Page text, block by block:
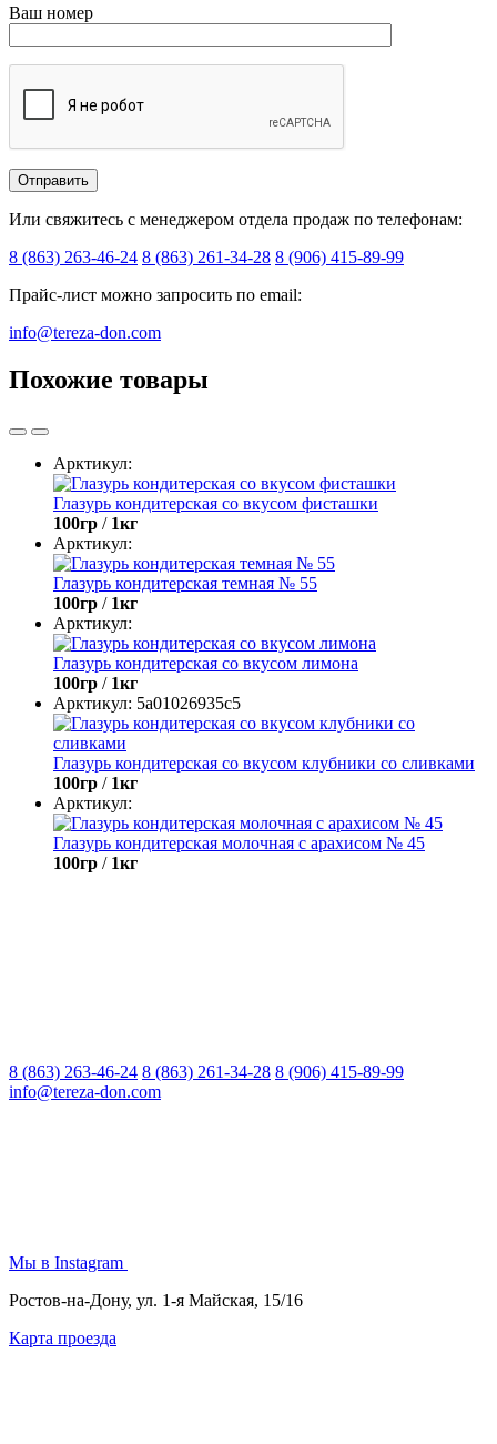
Ваш номер
Или свяжитесь с менеджером отдела продаж по телефонам:
8 (863) 263-46-24 8 (863) 261-34-28 8 (906) 415-89-99
Прайс-лист можно запросить по email:
info@tereza-don.com
Похожие товары
Арктикул:
Глазурь кондитерская со вкусом фисташки
100гр / 1кг
Арктикул:
Глазурь кондитерская темная № 55
100гр / 1кг
Арктикул:
Глазурь кондитерская со вкусом лимона
100гр / 1кг
Арктикул: 5a01026935c5
Глазурь кондитерская со вкусом клубники со сливками
100гр / 1кг
Арктикул:
Глазурь кондитерская молочная с арахисом № 45
100гр / 1кг
8 (863) 263-46-24 8 (863) 261-34-28 8 (906) 415-89-99
info@tereza-don.com
Мы в Instagram
Ростов-на-Дону, ул. 1-я Майская, 15/16
Карта проезда